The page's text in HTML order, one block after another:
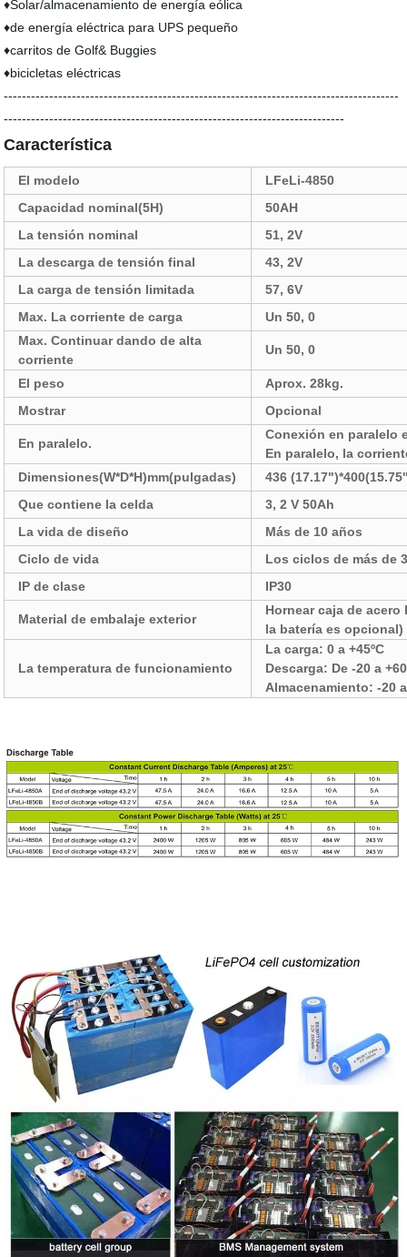
♦Solar/almacenamiento de energía eólica
♦de energía eléctrica para UPS pequeño
♦carritos de Golf& Buggies
♦bicicletas eléctricas
---------------------------------------------------------------------------------------
---------------------------------------------------------------------------
Característica
El modelo
LFeLi-4850
Capacidad nominal(5H)
50AH
La tensión nominal
51, 2V
La descarga de tensión final
43, 2V
La carga de tensión limitada
57, 6V
Max. La corriente de carga
Un 50, 0
Max. Continuar dando de alta
corriente
Un 50, 0
El peso
Aprox. 28kg.
Mostrar
Opcional
En paralelo.
Conexión en paralelo
En paralelo, la
Dimensiones(W*D*H)mm(pulgadas)
436
Que contiene la celda
3, 2 V 50Ah
La vida de diseño
Más de 10 años
Ciclo de vida
Los ciclos de más de
IP de clase
IP30
Material de embalaje exterior
Hornear caja de
la batería es opcional)
La temperatura de funcionamiento
La carga: 0 a +45ºC
Descarga: De -20 a
Almacenamiento: -20 a